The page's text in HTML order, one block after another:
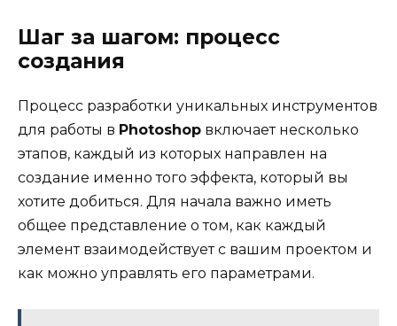
Шаг за шагом: процесс
создания
Процесс разработки уникальных инструментов
для работы в Photoshop включает несколько
этапов, каждый из которых направлен на
создание именно того эффекта, который вы
хотите добиться. Для начала важно иметь
общее представление о том, как каждый
элемент взаимодействует с вашим проектом и
как можно управлять его параметрами.